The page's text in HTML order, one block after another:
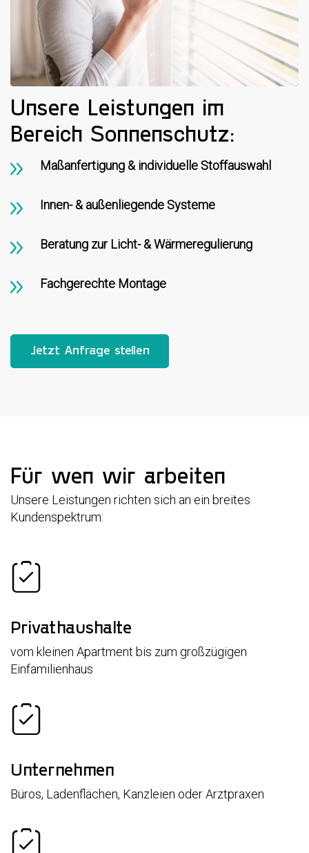
Unsere Leistungen im
Bereich Sonnenschutz:
Maßanfertigung & individuelle Stoffauswahl
Innen- & außenliegende Systeme
Beratung zur Licht- & Wärmeregulierung
Fachgerechte Montage
Jetzt Anfrage stellen
Für wen wir arbeiten
Unsere Leistungen richten sich an ein breites
Kundenspektrum:
Privathaushalte
vom kleinen Apartment bis zum großzügigen
Einfamilienhaus
Unternehmen
Büros, Ladenflächen, Kanzleien oder Arztpraxen